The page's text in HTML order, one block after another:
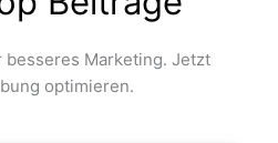
Marketing. Jetzt
optimieren.